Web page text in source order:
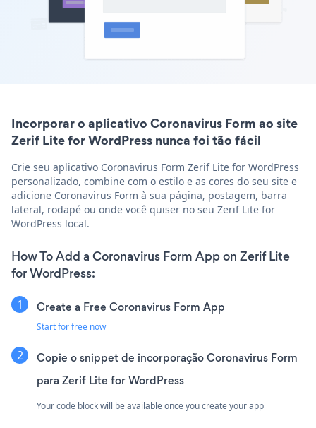
Incorporar o aplicativo Coronavirus Form ao site
Zerif Lite for WordPress nunca foi tão fácil
Crie seu aplicativo Coronavirus Form Zerif Lite for WordPress
personalizado, combine com o estilo e as cores do seu site e
adicione Coronavirus Form à sua página, postagem, barra
lateral, rodapé ou onde você quiser no seu Zerif Lite for
WordPress local.
How To Add a Coronavirus Form App on Zerif Lite
for WordPress:
Create a Free Coronavirus Form App
Start for free now
Copie o snippet de incorporação Coronavirus Form
para Zerif Lite for WordPress
Your code block will be available once you create your app